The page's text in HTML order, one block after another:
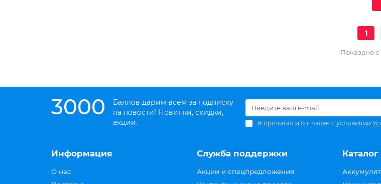
1
Показано с
3000
Баллов дарим всем за подписку
на новости! Новинки, скидки,
акции.
Я прочитал и согласен с условиями
Информация
О нас
Служба поддержки
Акции и спецпредложения
Каталог